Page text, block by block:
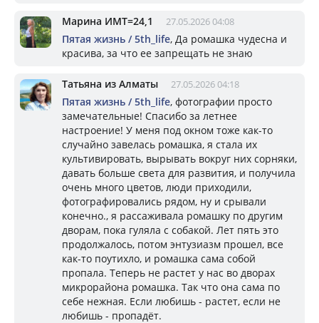
Марина ИМТ=24,1 27.05.2026 04:08
Пятая жизнь / 5th_life, Да ромашка чудесна и
красива, за что ее запрещать не знаю
Татьяна из Алматы 27.05.2026 04:18
Пятая жизнь / 5th_life, фотографии просто
замечательные! Спасибо за летнее
настроение! У меня под окном тоже как-то
случайно завелась ромашка, я стала их
культивировать, вырывать вокруг них сорняки,
давать больше света для развития, и получила
очень много цветов, люди приходили,
фотографировались рядом, ну и срывали
конечно., я рассаживала ромашку по другим
дворам, пока гуляла с собакой. Лет пять это
продолжалось, потом энтузиазм прошел, все
как-то поутихло, и ромашка сама собой
пропала. Теперь не растет у нас во дворах
микрорайона ромашка. Так что она сама по
себе нежная. Если любишь - растет, если не
любишь - пропадёт.